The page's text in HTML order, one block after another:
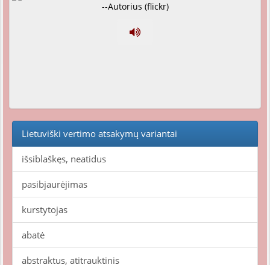
--Autorius (flickr)
Lietuviški vertimo atsakymų variantai
išsiblaškęs, neatidus
pasibjaurėjimas
kurstytojas
abatė
abstraktus, atitrauktinis